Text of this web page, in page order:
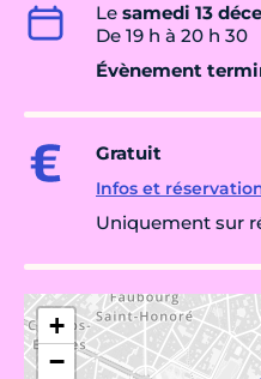
Le samedi 13
De 19 h à 20 h 30
Évènement
Gratuit
Infos et
Uniquement sur
+
−